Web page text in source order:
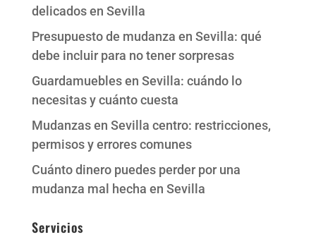
delicados en Sevilla
Presupuesto de mudanza en Sevilla: qué
debe incluir para no tener sorpresas
Guardamuebles en Sevilla: cuándo lo
necesitas y cuánto cuesta
Mudanzas en Sevilla centro: restricciones,
permisos y errores comunes
Cuánto dinero puedes perder por una
mudanza mal hecha en Sevilla
Servicios